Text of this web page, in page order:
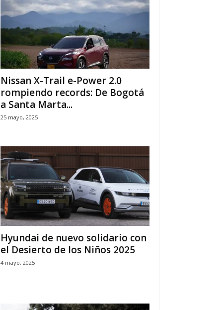
Nissan X-Trail e-Power 2.0
rompiendo records: De Bogotá
a Santa Marta...
25 mayo, 2025
Hyundai de nuevo solidario con
el Desierto de los Niños 2025
4 mayo, 2025